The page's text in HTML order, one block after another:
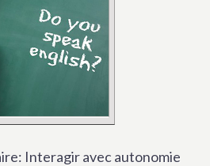
Interagir avec autonomie